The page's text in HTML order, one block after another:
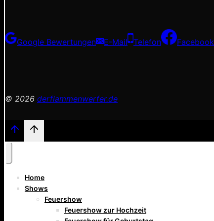
Google Bewertungen E-Mail Telefon Facebook
© 2026 derflammenwerfer.de
Home
Shows
Feuershow
Feuershow zur Hochzeit